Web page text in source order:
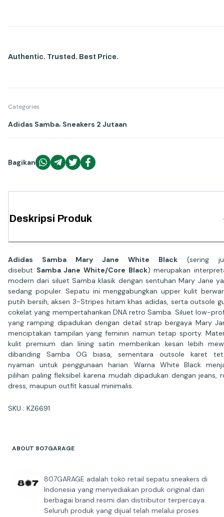
Authentic. Trusted. Best Price.
Categories
Adidas Samba, Sneakers 2 Jutaan
Bagikan
Deskripsi Produk
Adidas Samba Mary Jane White Black (sering
disebut Samba Jane White/Core Black) merupakan
modern dari siluet Samba klasik dengan sentuhan Mary Jane
sedang populer. Sepatu ini menggabungkan upper kulit
putih bersih, aksen 3-Stripes hitam khas adidas, serta outsole
cokelat yang mempertahankan DNA retro Samba. Siluet low-
yang ramping dipadukan dengan detail strap bergaya Mary
menciptakan tampilan yang feminin namun tetap sporty.
kulit premium dan lining satin memberikan kesan lebih
dibanding Samba OG biasa, sementara outsole karet
nyaman untuk penggunaan harian. Warna White Black
pilihan paling fleksibel karena mudah dipadukan dengan jeans,
dress, maupun outfit kasual minimalis.
SKU : KZ6691
ABOUT 807GARAGE
807GARAGE adalah toko retail sepatu sneakers di
Indonesia yang menyediakan produk original dari
berbagai brand resmi dan distributor terpercaya.
Seluruh produk yang dijual telah melalui proses